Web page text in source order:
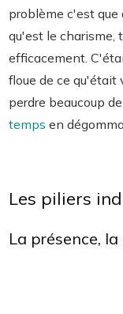
problème c'est que
qu'est le charisme,
efficacement.
floue de ce qu'était
perdre beaucoup
temps en
Les piliers
La présence,